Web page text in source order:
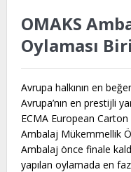
OMAKS
Oylaması
Avrupa halkının en
Avrupa’nın en prestijli
ECMA European
Ambalaj Mükemmellik
Ambalaj önce finale
yapılan oylamada en